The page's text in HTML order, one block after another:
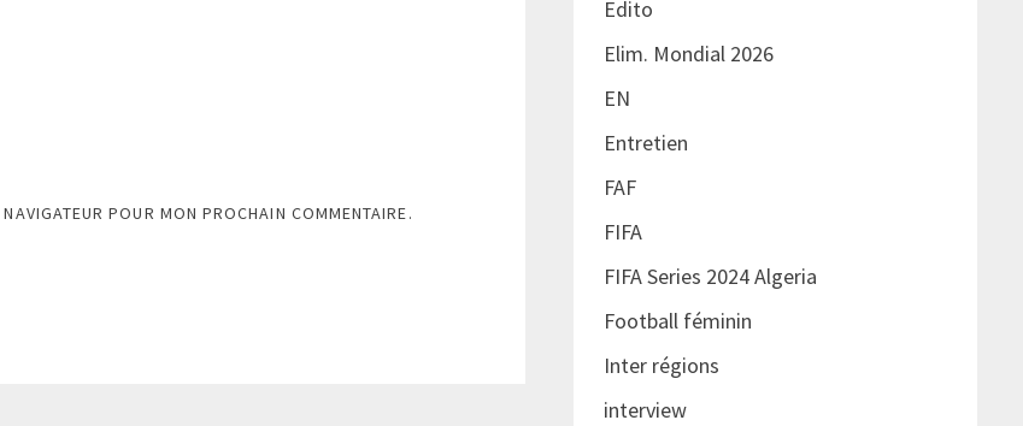
POUR MON PROCHAIN COMMENTAIRE.
Edito
Elim. Mondial 2026
EN
Entretien
FAF
FIFA
FIFA Series 2024 Algeria
Football féminin
Inter régions
interview